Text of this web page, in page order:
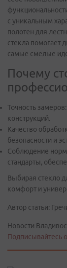
с уникальным
полотен для
стекла помогает
самые смелые
Почему
Точность
конструкций.
Качество
безопасности и
Соблюдение
стандарты,
Выбирая стекло
комфорт и
Автор статьи:
Новости
Подписывайтесь